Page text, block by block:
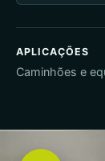
APLICAÇÕES
Caminhões e